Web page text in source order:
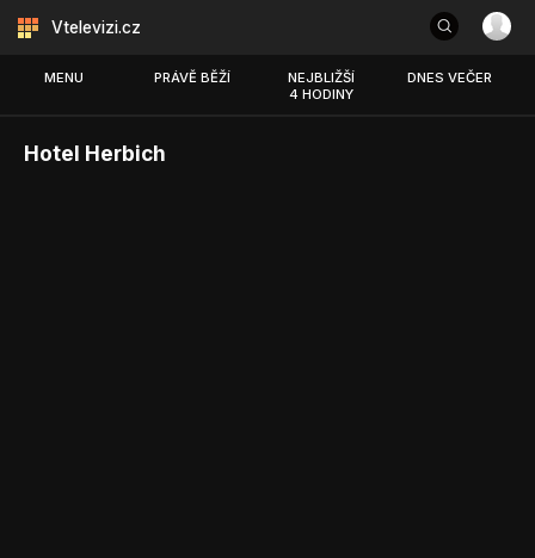
Vtelevizi.cz
MENU PRÁVĚ BĚŽÍ
NEJBLIŽŠÍ
4 HODINY
DNES VEČER
Hotel Herbich